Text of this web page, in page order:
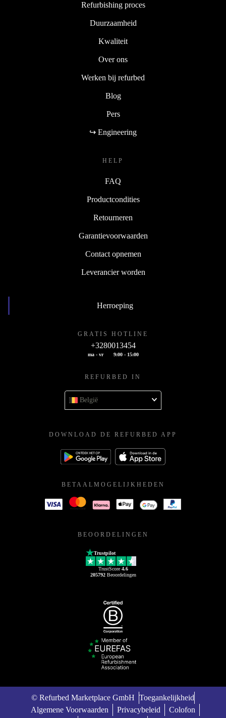
Refurbishing proces
Duurzaamheid
Kwaliteit
Over ons
Werken bij refurbed
Blog
Pers
↪ Engineering
HELP
FAQ
Productcondities
Retourneren
Garantievoorwaarden
Contact opnemen
Leverancier worden
Herroeping
GRATIS HOTLINE
+3280013454
ma - vr 9:00 - 15:00
REFURBED IN
België
DOWNLOAD DE REFURBED APP
BETAALMOGELIJKHEDEN
BEOORDELINGEN
Trustpilot
TrustScore 4.6
205792Beoordelingen
© Refurbed Marketplace GmbH Toegankelijkheid
Algemene Voorwaarden
Privacybeleid
Colofon